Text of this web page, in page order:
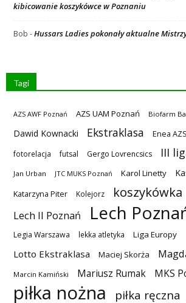
kibicowanie koszykówce w Poznaniu
Bob -Hussars Ladies pokonały aktualne
Tagi
AZS AWF Poznań AZS UAM Poznań Biofarm
Dawid Kownacki Ekstraklasa Enea
fotorelacja futsal Gergo Lovrencsics III
Jan Urban JTC MUKS Poznań Karol Linetty
Katarzyna Piter Kolejorz koszykówka
Lech II Poznań Lech
Legia Warszawa lekka atletyka Liga Europy
Lotto Ekstraklasa Maciej Skorża
Marcin Kamiński Mariusz Rumak MKS
piłka nożna piłka ręczna